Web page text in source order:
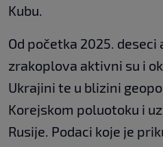
Kubu.
Od početka 2025.
zrakoplova aktivni su i
Ukrajini te u blizini
Korejskom poluotoku i
Rusije. Podaci koje je